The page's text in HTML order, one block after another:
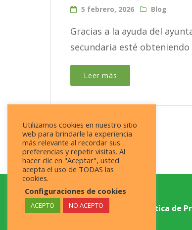
5 febrero, 2026 Blog
Gracias a la ayuda del
secundaria esté
Leer más
@2009 RAFIKI ÁFRICA Política de
Utilizamos cookies en nuestro sitio
web para brindarle la experiencia
más relevante al recordar sus
preferencias y repetir visitas. Al
hacer clic en "Aceptar", usted
acepta el uso de TODAS las
cookies.
Configuraciones de cookies
ACEPTO NO ACEPTO